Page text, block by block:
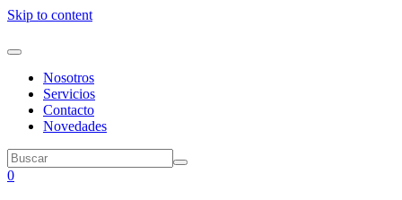
Skip to content
Nosotros
Servicios
Contacto
Novedades
0